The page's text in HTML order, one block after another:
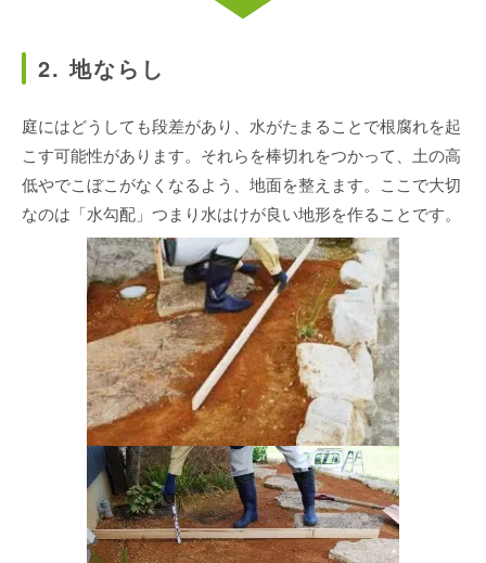
2. 地ならし
庭にはどうしても段差があり、水がたまることで根腐れを起
こす可能性があります。それらを棒切れをつかって、土の高
低やでこぼこがなくなるよう、地面を整えます。ここで大切
なのは「水勾配」つまり水はけが良い地形を作ることです。